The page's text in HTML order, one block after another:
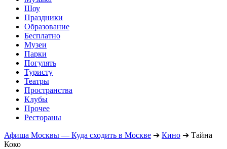
Шоу
Праздники
Образование
Бесплатно
Музеи
Парки
Погулять
Туристу
Театры
Пространства
Клубы
Прочее
Рестораны
Афиша Москвы — Куда сходить в Москве ➔ Кино ➔ Тайна
Коко